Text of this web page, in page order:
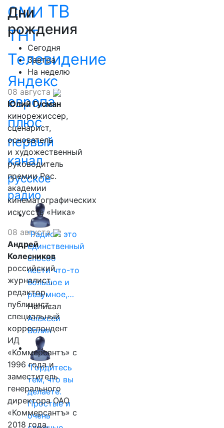
СМИ ТВ
ТНТ
Телевидение
Яндекс
европа
плюс
первый
канал
русское
радио
"Радио - это
единственный
способ
нести что-то
большое и
разумное,…
Написал
Алексей
Волин
"Гордитесь
тем, что вы
делаете.
Простые и
очень
Дни
рождения
Сегодня
Завтра
На неделю
08 августа
Юлий Гусман
кинорежиссер,
сценарист,
основатель
и художественный
руководитель
премии Рос.
академии
кинематографических
искусств «Ника»
08 августа
Андрей
Колесников
российский
журналист,
редактор,
публицист,
специальный
корреспондент
ИД
«Коммерсантъ» с
1996 года и
заместитель
генерального
директора ОАО
«Коммерсантъ» с
2018 года,